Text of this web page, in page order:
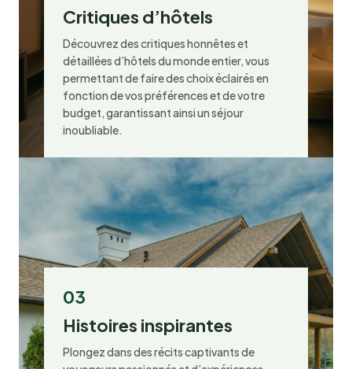
Critiques d’hôtels
Découvrez des critiques honnêtes et
détaillées d’hôtels du monde entier, vous
permettant de faire des choix éclairés en
fonction de vos préférences et de votre
budget, garantissant ainsi un séjour
inoubliable.
03
Histoires inspirantes
Plongez dans des récits captivants de